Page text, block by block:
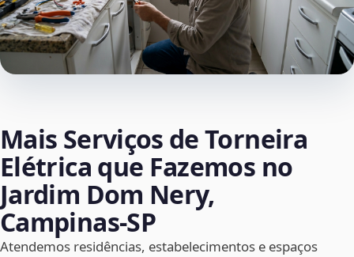
Mais Serviços de Torneira
Elétrica que Fazemos no
Jardim Dom Nery,
Campinas‑SP
Atendemos residências, estabelecimentos e espaços